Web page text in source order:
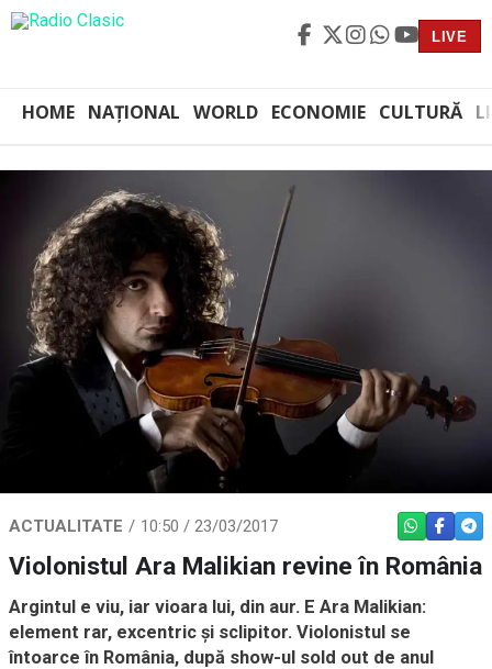
LIVE
HOME NAȚIONAL WORLD ECONOMIE CULTURĂ
ACTUALITATE 10:50 / 23/03/2017 WHATSAPP
Violonistul Ara Malikian revine în România
Argintul e viu, iar vioara lui, din aur. E Ara Malikian:
element rar, excentric și sclipitor. Violonistul se
întoarce în România, după show-ul sold out de anul